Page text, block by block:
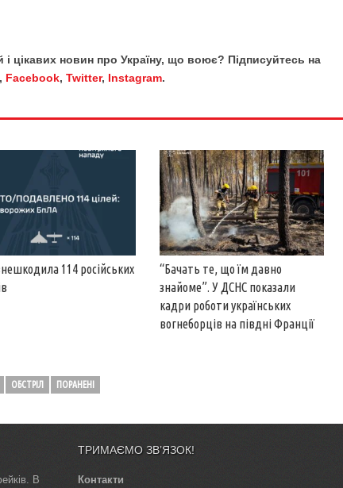
і цікавих новин про Україну, що воює? Підписуйтесь на
, Facebook, Twitter, Instagram.
114 російських
“Бачать те, що їм давно
знайоме”. У ДСНС показали
кадри роботи українських
вогнеборців на півдні Франції
ОБСТРІЛ ПОРАНЕНІ
В
ТРИМАЄМО ЗВ’ЯЗОК!
Контакти